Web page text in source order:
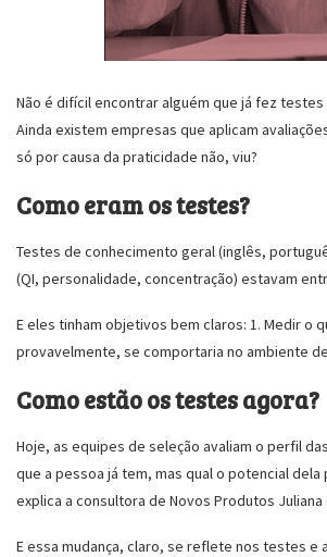
Não é difícil encontrar alguém que já fez
Ainda existem empresas que aplicam
só por causa da praticidade não, viu?
Como eram os testes?
Testes de conhecimento geral (inglês,
(QI, personalidade, concentração) estavam
E eles tinham objetivos bem claros: 1. Medir o
provavelmente, se comportaria no ambiente
Como estão os testes agora?
Hoje, as equipes de seleção avaliam o perfil
que a pessoa já tem, mas qual o potencial
explica a consultora de Novos Produtos Juliana
E essa mudança, claro, se reflete nos testes e